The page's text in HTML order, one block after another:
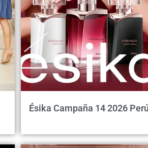
Ésika Campaña 14 2026 Perú